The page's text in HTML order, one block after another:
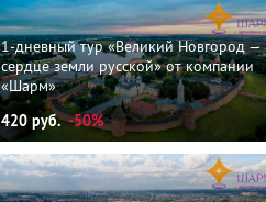
1-дневный тур «Великий Новгород —
сердце земли русской» от компании
«Шарм»
420 руб. -50%